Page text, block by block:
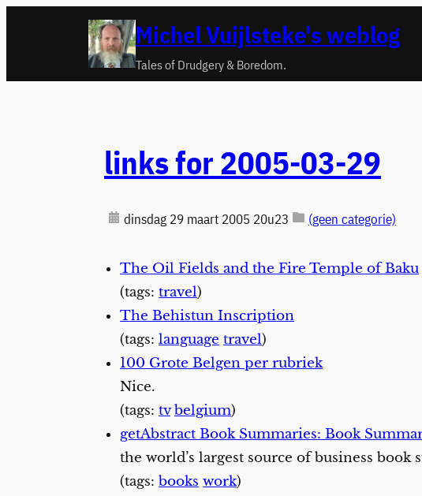
Michel Vuijlsteke's weblog
Tales of Drudgery & Boredom.
links for 2005-03-29
dinsdag 29 maart 2005 20u23 (geen categorie)
The Oil Fields and the Fire Temple of Baku
(tags: travel)
The Behistun Inscription
(tags: language travel)
100 Grote Belgen per rubriek
Nice.
(tags: tv belgium)
getAbstract Book Summaries: Book
the world’s largest source of business book
(tags: books work)